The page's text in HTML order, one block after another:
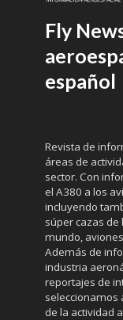
Fly
español
Revista de
áreas de
sector. Con
el A380 a los
incluyendo
súper cazas
mundo,
Además de
industria
reportajes de
seleccionamos
de la actividad